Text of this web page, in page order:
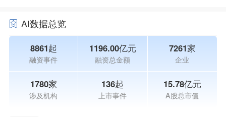
AI数据总览
8861起
融资事件
1196.00亿元
融资总金额
7261家
企业
1780家
涉及机构
136起
上市事件
15.78亿元
A股总市值